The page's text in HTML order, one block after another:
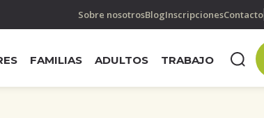
Sobre nosotrosBlogInscripcionesContacto
FAMILIAS ADULTOS TRABAJO